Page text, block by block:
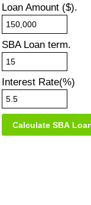
Loan Amount ($).
SBA Loan term.
Interest Rate(%)